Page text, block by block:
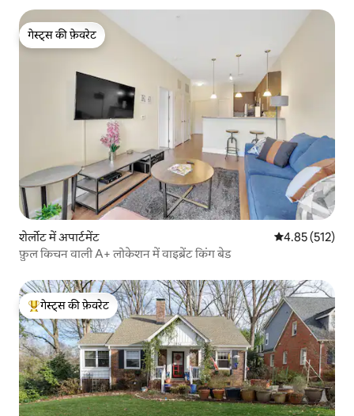
गेस्ट्स की फ़ेवरेट
गेस्ट्स की फ़ेवरेट
शेर्लोट में अपार्टमेंट औसत रेटिंग 5 में से
4.85 (512)
फ़ुल किचन वाली A+ लोकेशन में वाइब्रेंट किंग बेड
गेस्ट्स का टॉप फ़ेवरेट
गेस्ट्स की फ़ेवरेट